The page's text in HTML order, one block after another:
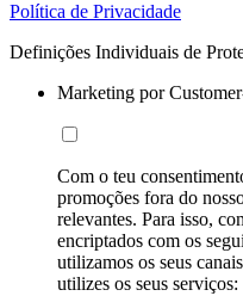
Política de Privacidade
Definições Individuais de
Marketing por
Com o teu
promoções fora do
relevantes. Para isso,
encriptados com os
utilizamos os seus
utilizes os seus serviços: